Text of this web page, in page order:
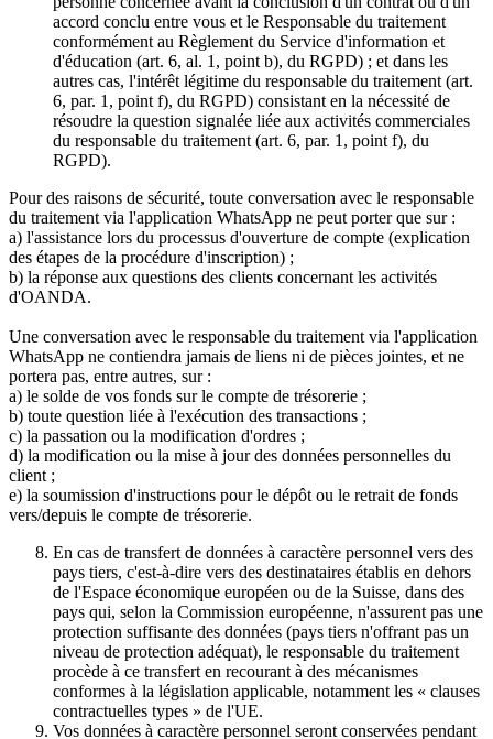
accord conclu entre vous et le Responsable du traitement
conformément au Règlement du Service d'information et
d'éducation (art. 6, al. 1, point b), du RGPD) ; et dans les
autres cas, l'intérêt légitime du responsable du traitement (art.
6, par. 1, point f), du RGPD) consistant en la nécessité de
résoudre la question signalée liée aux activités commerciales
du responsable du traitement (art. 6, par. 1, point f), du
RGPD).
Pour des raisons de sécurité, toute conversation avec le responsable
du traitement via l'application WhatsApp ne peut porter que sur :
a) l'assistance lors du processus d'ouverture de compte (explication
des étapes de la procédure d'inscription) ;
b) la réponse aux questions des clients concernant les activités
d'OANDA.
Une conversation avec le responsable du traitement via l'application
WhatsApp ne contiendra jamais de liens ni de pièces jointes, et ne
portera pas, entre autres, sur :
a) le solde de vos fonds sur le compte de trésorerie ;
b) toute question liée à l'exécution des transactions ;
c) la passation ou la modification d'ordres ;
d) la modification ou la mise à jour des données personnelles du
client ;
e) la soumission d'instructions pour le dépôt ou le retrait de fonds
vers/depuis le compte de trésorerie.
En cas de transfert de données à caractère personnel vers des
pays tiers, c'est-à-dire vers des destinataires établis en dehors
de l'Espace économique européen ou de la Suisse, dans des
pays qui, selon la Commission européenne, n'assurent pas une
protection suffisante des données (pays tiers n'offrant pas un
niveau de protection adéquat), le responsable du traitement
procède à ce transfert en recourant à des mécanismes
conformes à la législation applicable, notamment les « clauses
contractuelles types » de l'UE.
Vos données à caractère personnel seront conservées pendant